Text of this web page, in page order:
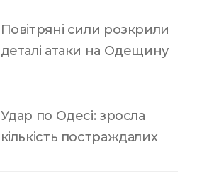
Повітряні сили розкрили
деталі атаки на Одещину
Удар по Одесі: зросла
кількість постраждалих